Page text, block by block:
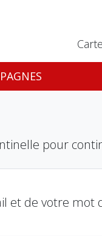
pour
et de votre mot